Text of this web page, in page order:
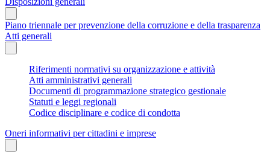
Piano triennale per prevenzione della corruzione e della trasparenza
Atti generali
Riferimenti normativi su organizzazione e attività
Atti amministrativi generali
Documenti di programmazione strategico gestionale
Statuti e leggi regionali
Codice disciplinare e codice di condotta
Oneri informativi per cittadini e imprese